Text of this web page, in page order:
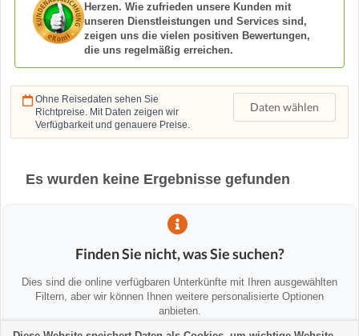
Herzen. Wie zufrieden unsere Kunden mit
unseren Dienstleistungen und Services sind,
zeigen uns die vielen positiven Bewertungen,
die uns regelmäßig erreichen.
Ohne Reisedaten sehen Sie
Richtpreise. Mit Daten zeigen wir
Verfügbarkeit und genauere Preise.
Daten wählen
Es wurden keine Ergebnisse gefunden
Finden Sie nicht, was Sie suchen?
Dies sind die online verfügbaren Unterkünfte mit Ihren ausgewählten
Filtern, aber wir können Ihnen weitere personalisierte Optionen
anbieten.